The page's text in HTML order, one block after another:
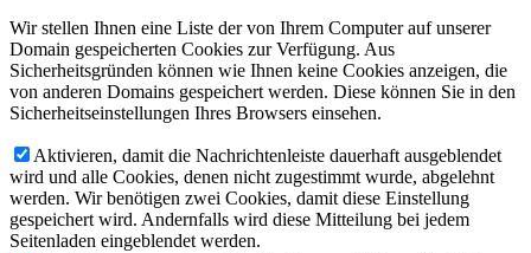
Wir stellen Ihnen eine Liste der von Ihrem Computer auf unserer
Domain gespeicherten Cookies zur Verfügung. Aus
Sicherheitsgründen können wie Ihnen keine Cookies anzeigen, die
von anderen Domains gespeichert werden. Diese können Sie in den
Sicherheitseinstellungen Ihres Browsers einsehen.
Aktivieren, damit die Nachrichtenleiste dauerhaft ausgeblendet
wird und alle Cookies, denen nicht zugestimmt wurde, abgelehnt
werden. Wir benötigen zwei Cookies, damit diese Einstellung
gespeichert wird. Andernfalls wird diese Mitteilung bei jedem
Seitenladen eingeblendet werden.